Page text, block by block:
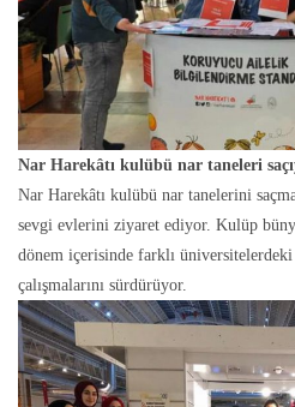
Nar Harekâtı kulübü nar taneleri
Nar Harekâtı kulübü nar tanelerini
sevgi evlerini ziyaret ediyor. Kulüp
dönem içerisinde farklı
çalışmalarını sürdürüyor.